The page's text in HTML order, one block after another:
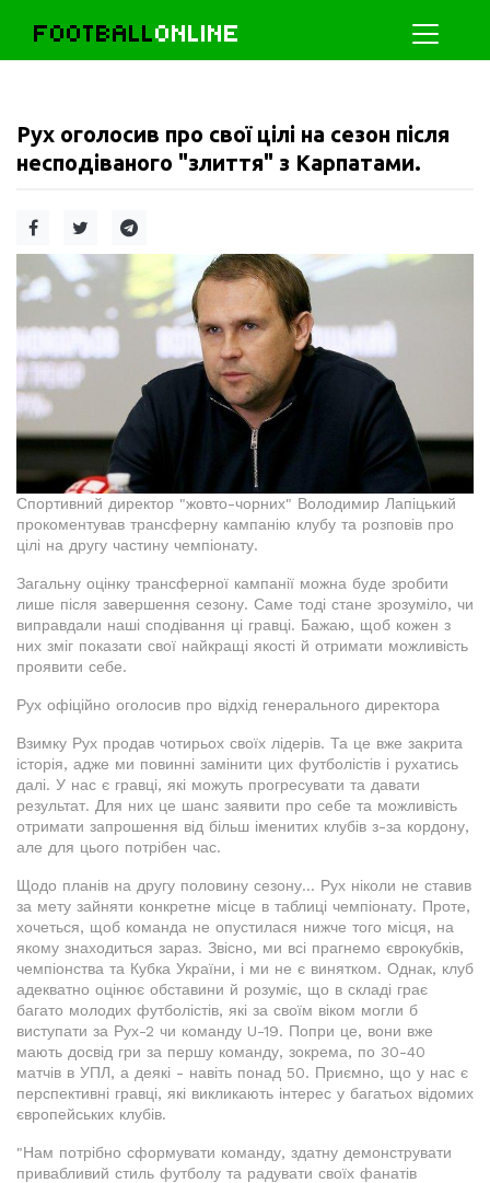
FOOTBALLONLINE
Рух оголосив про свої цілі на сезон після
несподіваного "злиття" з Карпатами.
Спортивний директор "жовто-чорних" Володимир Лапіцький
прокоментував трансферну кампанію клубу та розповів про
цілі на другу частину чемпіонату.
Загальну оцінку трансферної кампанії можна буде зробити
лише після завершення сезону. Саме тоді стане зрозуміло, чи
виправдали наші сподівання ці гравці. Бажаю, щоб кожен з
них зміг показати свої найкращі якості й отримати можливість
проявити себе.
Рух офіційно оголосив про відхід генерального директора
Взимку Рух продав чотирьох своїх лідерів. Та це вже закрита
історія, адже ми повинні замінити цих футболістів і рухатись
далі. У нас є гравці, які можуть прогресувати та давати
результат. Для них це шанс заявити про себе та можливість
отримати запрошення від більш іменитих клубів з-за кордону,
але для цього потрібен час.
Щодо планів на другу половину сезону... Рух ніколи не ставив
за мету зайняти конкретне місце в таблиці чемпіонату. Проте,
хочеться, щоб команда не опустилася нижче того місця, на
якому знаходиться зараз. Звісно, ми всі прагнемо єврокубків,
чемпіонства та Кубка України, і ми не є винятком. Однак, клуб
адекватно оцінює обставини й розуміє, що в складі грає
багато молодих футболістів, які за своїм віком могли б
виступати за Рух-2 чи команду U-19. Попри це, вони вже
мають досвід гри за першу команду, зокрема, по 30-40
матчів в УПЛ, а деякі - навіть понад 50. Приємно, що у нас є
перспективні гравці, які викликають інтерес у багатьох відомих
європейських клубів.
"Нам потрібно сформувати команду, здатну демонструвати
привабливий стиль футболу та радувати своїх фанатів